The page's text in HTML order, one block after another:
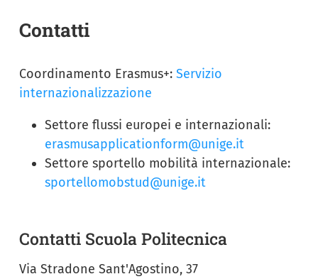
Contatti
Coordinamento Erasmus+: Servizio
internazionalizzazione
Settore flussi europei e internazionali:
erasmusapplicationform@unige.it
Settore sportello mobilità internazionale:
sportellomobstud@unige.it
Contatti Scuola Politecnica
Via Stradone Sant'Agostino, 37